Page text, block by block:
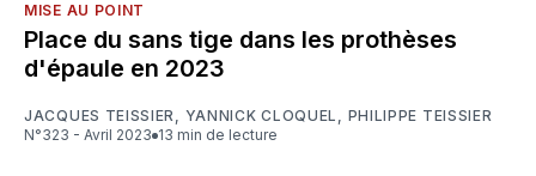
MISE AU POINT
Place du sans tige dans les prothèses
d'épaule en 2023
JACQUES TEISSIER, YANNICK CLOQUEL , PHILIPPE TEISSIER
N°323 - Avril 2023
13 min de lecture